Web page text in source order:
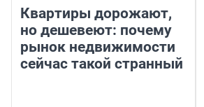
Квартиры дорожают,
но дешевеют: почему
рынок недвижимости
сейчас такой странный